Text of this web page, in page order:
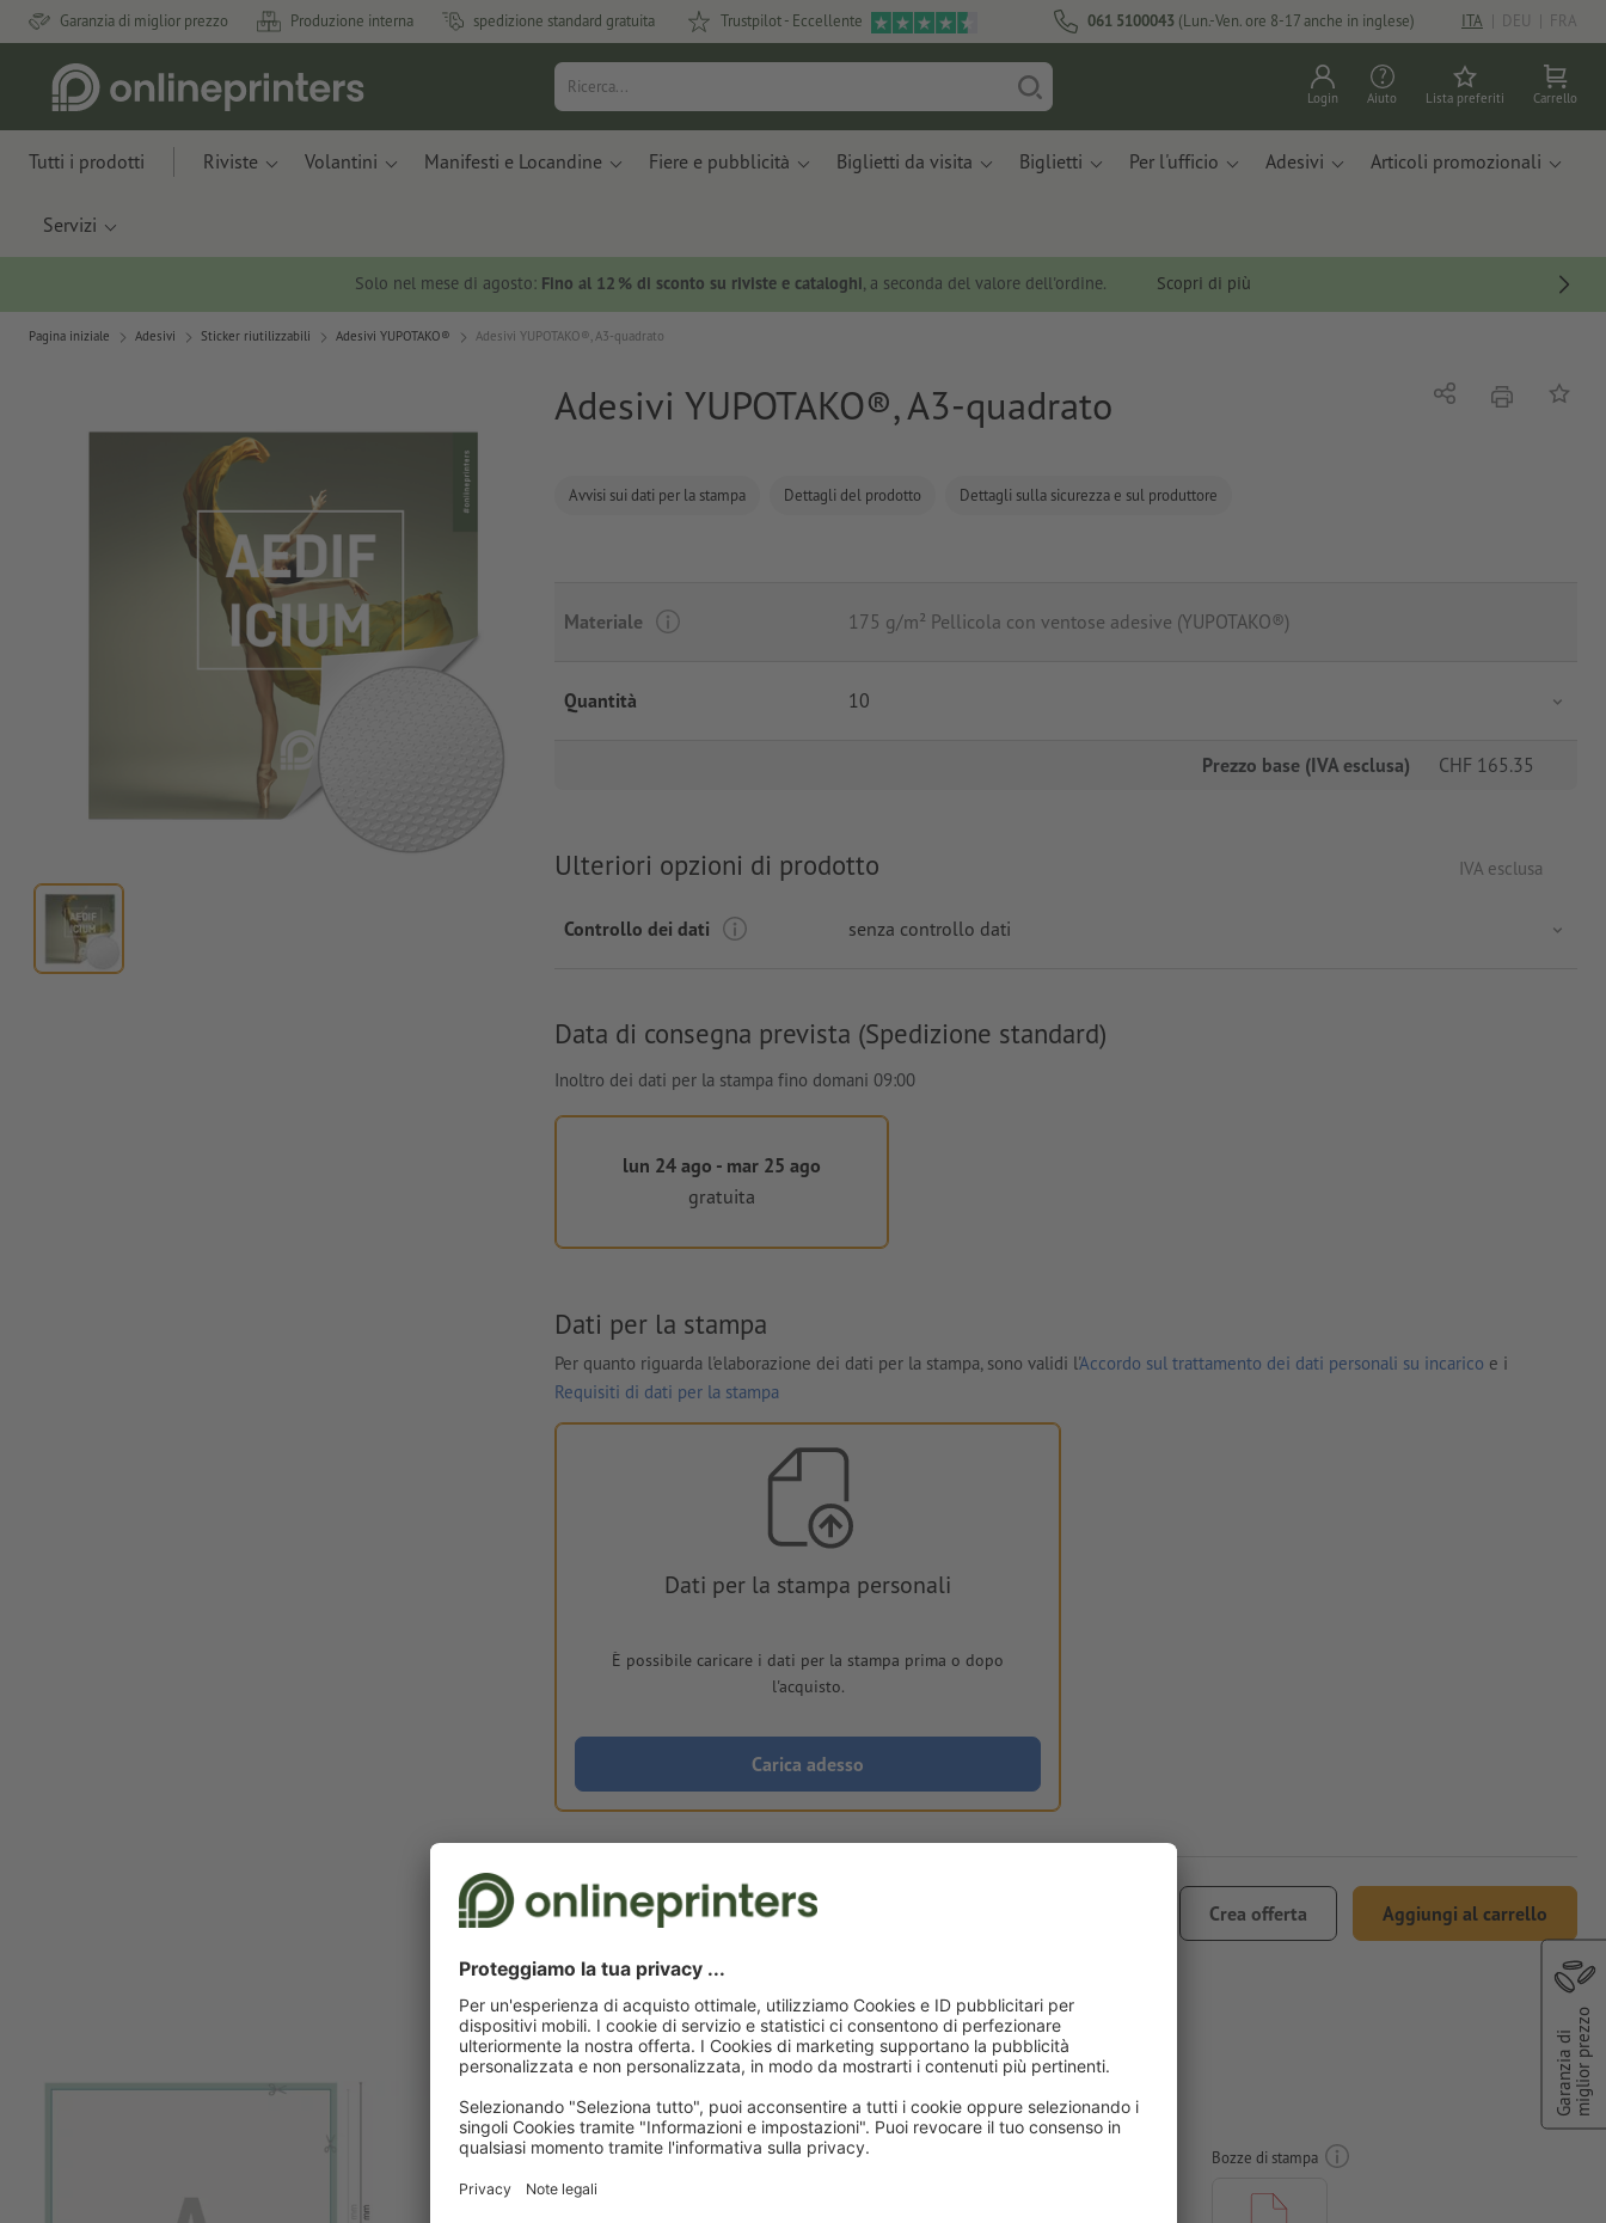
Garanzia di miglior prezzo Produzione interna spedizione standard gratuita Trustpilot - Eccellente 061 5100043 (Lun.-Ven. ore 8-17 anche in inglese) ITA | DEU | FRA
Login Aiuto Lista preferiti Carrello
Tutti i prodotti Riviste Volantini Manifesti e Locandine Fiere e pubblicità Biglietti da visita Biglietti Per l'ufficio Adesivi Articoli promozionali
Servizi
Solo nel mese di agosto: Fino al 12 % di sconto su riviste e cataloghi, a seconda del valore dell'ordine. Scopri di più
Pagina iniziale Adesivi Sticker riutilizzabili Adesivi YUPOTAKO® Adesivi YUPOTAKO®, A3-quadrato
Adesivi YUPOTAKO®, A3-quadrato
Avvisi sui dati per la stampa Dettagli del prodotto Dettagli sulla sicurezza e sul produttore
Condividistamparealla
Materiale 175 g/m² Pellicola con ventose adesive (YUPOTAKO®)
Quantità 10
Prezzo base (IVA esclusa) CHF 165.35
Ulteriori opzioni di prodotto IVA esclusa
Controllo dei dati senza controllo dati
Data di consegna prevista (Spedizione standard)
Inoltro dei dati per la stampa fino domani 09:00
lun 24 ago - mar 25 ago
gratuita
Dati per la stampa
Per quanto riguarda l'elaborazione dei dati per la stampa, sono validi l'Accordo sul trattamento dei dati personali su incarico e i
Requisiti di dati per la stampa
Dati per la stampa personali
È possibile caricare i dati per la stampa prima o dopo
l'acquisto.
Carica adesso
Crea offerta Aggiungi al carrello
Consegna all' incirca:
lun 24 ago - mar 25 ago
Peso: ca.154.4 g
Avvisi sui dati per la stampa Adesivi YUPOTAKO®, A3-
quadrato
Formato dei dati
Bozze di stampa
Garanzia dimiglior prezzo